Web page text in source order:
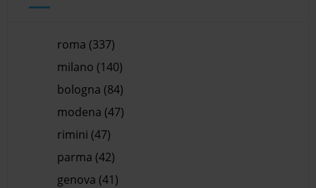
roma (337)
milano (140)
bologna (84)
modena (47)
rimini (47)
parma (42)
genova (41)